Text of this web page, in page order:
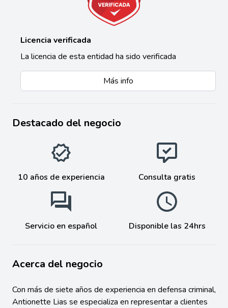
Licencia verificada
La licencia de esta entidad ha sido verificada
Más info
Destacado del negocio
10 años de experiencia Consulta gratis
Servicio en español Disponible las 24hrs
Acerca del negocio
Con más de siete años de experiencia en defensa criminal,
Antionette Lias se especializa en representar a clientes